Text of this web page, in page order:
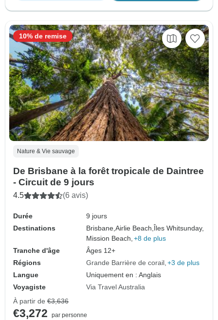
Nature & Vie sauvage
De Brisbane à la forêt tropicale de Daintree
- Circuit de 9 jours
4.5 (6 avis)
Durée
9 jours
Destinations
Brisbane,Airlie Beach, Îles Whitsunday,
Mission Beach, +8 de plus
Tranche d'âge
Âges 12+
Régions
Grande Barrière de corail +3 de plus
Langue
Uniquement en : Anglais
Voyagiste
Via Travel Australia
10% de remise
À partir de €3,636
€3,272
par personne